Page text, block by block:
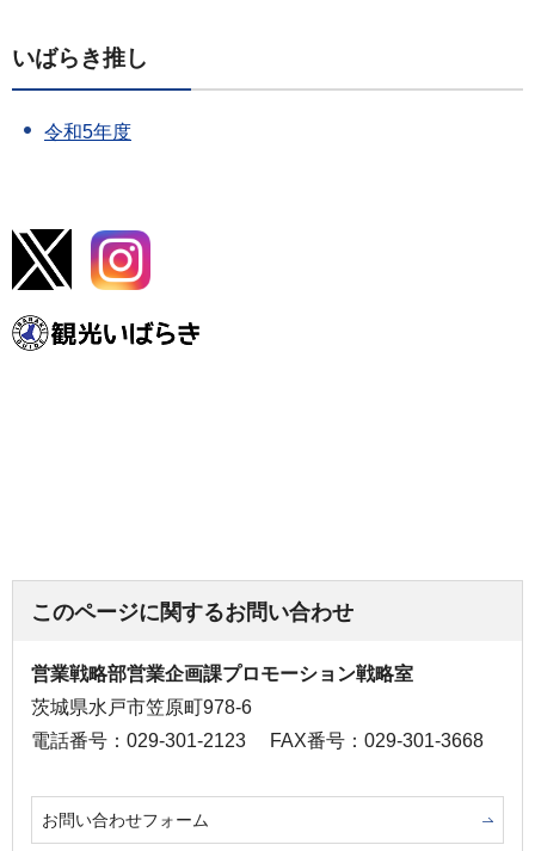
いばらき推し
令和5年度
このページに関するお問い合わせ
営業戦略部営業企画課プロモーション戦略室
茨城県水戸市笠原町978-6
電話番号：029-301-2123
FAX番号：029-301-3668
お問い合わせフォーム